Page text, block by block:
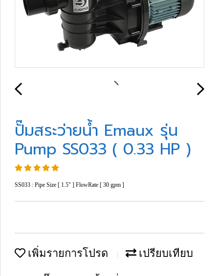
ปั๊มสระว่ายน้ำ Emaux รุ่น
Pump SS033 ( 0.33 HP )
SS033 : Pipe Size [ 1.5" ] FlowRate [ 30 gpm ]
เพิ่มรายการโปรด เปรียบเทียบ